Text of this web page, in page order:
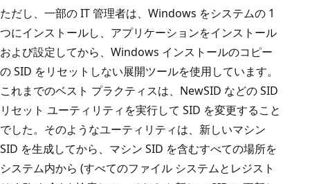
ただし、一部の IT 管理者は、Windows をシステムの 1
つにインストールし、アプリケーションをインストール
および設定してから、Windows インストールのコピー
の SID をリセットしない展開ツールを使用しています。
これまでのベスト プラクティスは、NewSID などの SID
リセット ユーティリティを実行して SID を変更すること
でした。そのようなユーティリティは、新しいマシン
SID を生成してから、マシン SID を含むすべての場所を
システム内から (すべてのファイル システムとレジスト